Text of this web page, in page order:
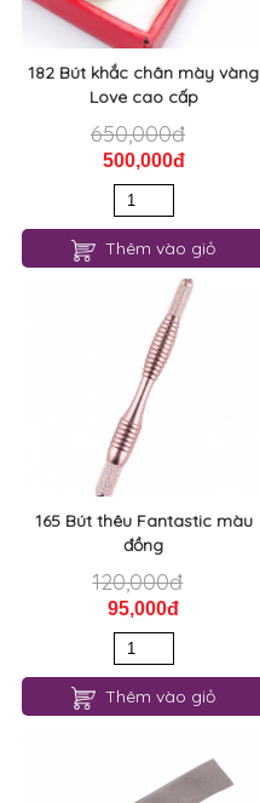
182 Bút khắc chân mày vàng
Love cao cấp
650,000đ
500,000đ
Thêm vào giỏ
165 Bút thêu Fantastic màu
đồng
120,000đ
95,000đ
Thêm vào giỏ